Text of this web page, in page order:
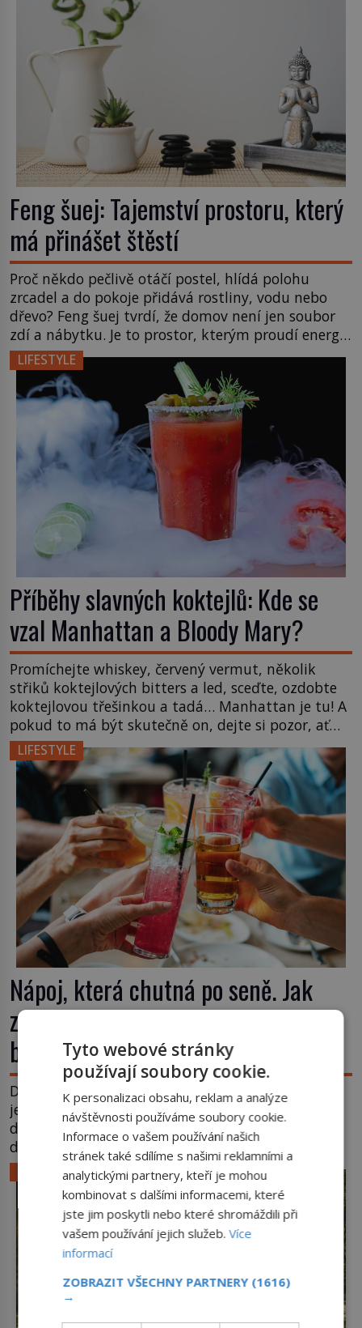
Feng šuej: Tajemství prostoru, který
má přinášet štěstí
Proč někdo pečlivě otáčí postel, hlídá polohu
zrcadel a do pokoje přidává rostliny, vodu nebo
dřevo? Feng šuej tvrdí, že domov není jen soubor
zdí a nábytku. Je to prostor, kterým proudí energie
čchi a jeho uspořádání může ovlivňovat, jak se v
něm člověk cítí. Feng šuej má kořeny ve staré Číně
a jeho historie […]
LIFESTYLE
Příběhy slavných koktejlů: Kde se
vzal Manhattan a Bloody Mary?
Promíchejte whiskey, červený vermut, několik
střiků koktejlových bitters a led, sceďte, ozdobte
koktejlovou třešinkou a tadá… Manhattan je tu! A
pokud to má být skutečně on, dejte si pozor, ať
místo klasické americké rye whiskey či klidně
bourbonu nepoužijete skotskou whisku. Co se
stane? Inu, koktejl bude stále skvělý, ale už to
nebude Manhattan ale […]
LIFESTYLE
Nápoj, která chutná po seně. Jak
znechucený Američan vymyslel
brčko
Dnes je brčko naprostou samozřejmostí. Jenže
ještě v 19. století lidé upíjejí limonády i koktejly
dutými stébly žita nebo žitné slámy. Fungují sice
dobře, mají ale jednu nepříjemnou vlastnost po
chvíli se rozmáčejí a nápoji dodávají travnatou
příchuť. Právě tahle drobná nepříjemnost přivede
amerického výrobce cigaretových náustků k
nápadu, který změní způsob pití po celém […]
LIFESTYLE
Tyto webové stránky
používají soubory cookie.
K personalizaci obsahu, reklam a analýze
návštěvnosti používáme soubory cookie.
Informace o vašem používání našich
stránek také sdílíme s našimi reklamními a
analytickými partnery, kteří je mohou
kombinovat s dalšími informacemi, které
jste jim poskytli nebo které shromáždili při
vašem používání jejich služeb.Více
informací
ZOBRAZIT VŠECHNY PARTNERY (1616)
→